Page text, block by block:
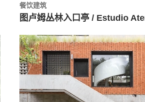
餐饮建筑
图卢姆丛林入口亭 / Estudio